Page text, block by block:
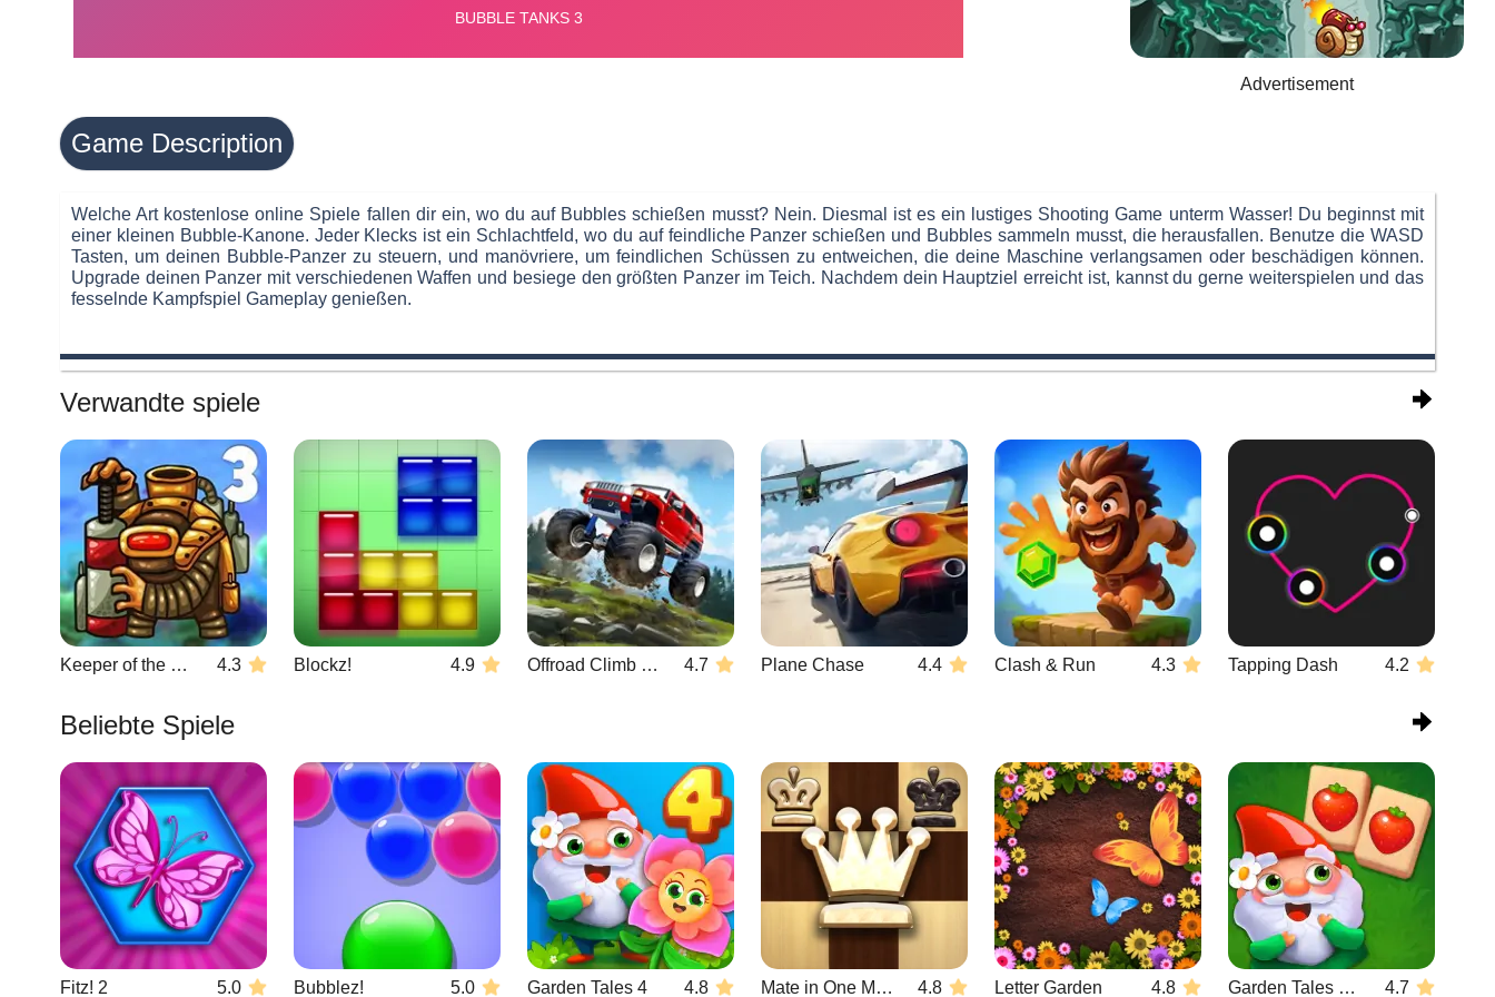
Advertisement
Game Description
Welche Art kostenlose online Spiele fallen dir ein, wo du auf Bubbles schießen musst? Nein. Diesmal ist es ein lustiges Shooting Game unterm Wasser! Du beginnst mit
einer kleinen Bubble-Kanone. Jeder Klecks ist ein Schlachtfeld, wo du auf feindliche Panzer schießen und Bubbles sammeln musst, die herausfallen. Benutze die WASD
Tasten, um deinen Bubble-Panzer zu steuern, und manövriere, um feindlichen Schüssen zu entweichen, die deine Maschine verlangsamen oder beschädigen können.
Upgrade deinen Panzer mit verschiedenen Waffen und besiege den größten Panzer im Teich. Nachdem dein Hauptziel erreicht ist, kannst du gerne weiterspielen und das
fesselnde Kampfspiel Gameplay genießen.
Verwandte spiele
Keeper of the Grove 3 4.3 Blockz! 4.9 Offroad Climb 4x4 4.7 Plane Chase 4.4 Clash & Run 4.3 Tapping Dash 4.2
Beliebte Spiele
Fitz! 2 5.0 Bubblez! 5.0 Garden Tales 4 4.8 Mate in One Move 4.8 Letter Garden 4.8 Garden Tales Mahjong 4.7